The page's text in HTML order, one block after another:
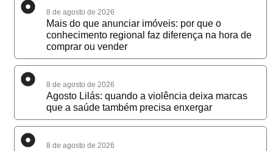
8 de agosto de 2026
Mais do que anunciar imóveis: por que o
conhecimento regional faz diferença na hora de
comprar ou vender
8 de agosto de 2026
Agosto Lilás: quando a violência deixa marcas
que a saúde também precisa enxergar
8 de agosto de 2026